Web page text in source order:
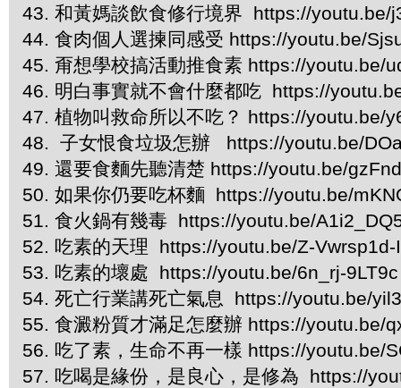
43. 和黃媽談飲食修行境界 https://youtu.be/
44. 食肉個人選揀同感受 https://youtu.be/
45. 甭想學校搞活動推食素 https://youtu.be/
46. 明白事實就不會什麼都吃 https://
47. 植物叫救命所以不吃？ https://youtu.be/
48. 子女恨食垃圾怎辦 https://youtu.be/
49. 還要食麵先聽清楚 https://youtu.be/
50. 如果你仍要吃杯麵 https://youtu.be/
51. 食火鍋有幾毒 https://youtu.be/
52. 吃素的天理 https://youtu.be/Z-
53. 吃素的壞處 https://youtu.be/6n_rj-
54. 死亡行業講死亡氣息 https://youtu.be/
55. 食澱粉質才滿足怎麼辦 https://youtu.be/
56. 吃了素，生命不再一樣 https://youtu.be/
57. 吃喝是緣份，是良心，是修為 https://